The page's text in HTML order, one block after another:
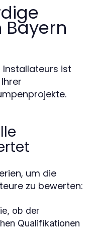
Installateurs ist
um die
zu bewerten:
ob der
Qualifikationen